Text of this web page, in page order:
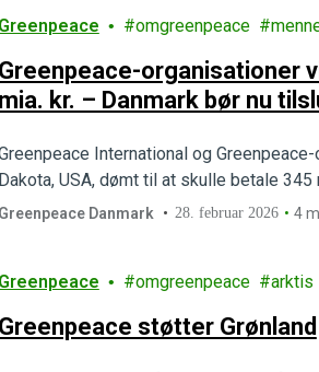
Greenpeace omgreenpeace
Greenpeace-organisationer
mia. kr. – Danmark bør nu
International og
Dakota, USA, dømt til at skulle betale
Greenpeace Danmark 28. februar 2026 4
Greenpeace omgreenpeace arktis
Greenpeace støtter Grønland